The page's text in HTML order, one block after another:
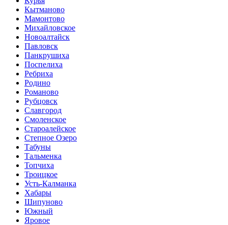
Кытманово
Мамонтово
Михайловское
Новоалтайск
Павловск
Панкрушиха
Поспелиха
Ребриха
Родино
Романово
Рубцовск
Славгород
Смоленское
Староалейское
Степное Озеро
Табуны
Тальменка
Топчиха
Троицкое
Усть-Калманка
Хабары
Шипуново
Южный
Яровое